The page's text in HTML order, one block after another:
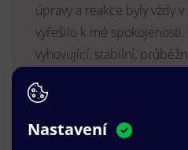
úpravy a reakce byly vždy
vyřešilo k mé
vyhovující, stabilní,
VENART s.r.o.
Nastavení